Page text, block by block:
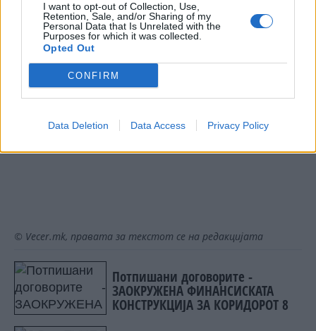
I want to opt-out of Collection, Use,
Retention, Sale, and/or Sharing of my
Personal Data that Is Unrelated with the
Purposes for which it was collected.
Opted Out
CONFIRM
Data Deletion Data Access Privacy Policy
© Vecer.mk, правата за текстот се на редакцијата
Потпишани договорите -
ЗАОКРУЖЕНА ФИНАНСИСКАТА
КОНСТРУКЦИЈА ЗА КОРИДОРОТ 8